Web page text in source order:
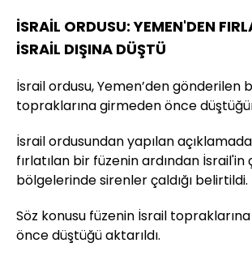
İSRAİL ORDUSU: YEMEN'DEN
İSRAİL DIŞINA DÜŞTÜ
İsrail ordusu, Yemen’den gönderilen
topraklarına girmeden önce
İsrail ordusundan yapılan
fırlatılan bir füzenin ardından İsrail'in
bölgelerinde sirenler çaldığı belirtildi.
Söz konusu füzenin İsrail
önce düştüğü aktarıldı.